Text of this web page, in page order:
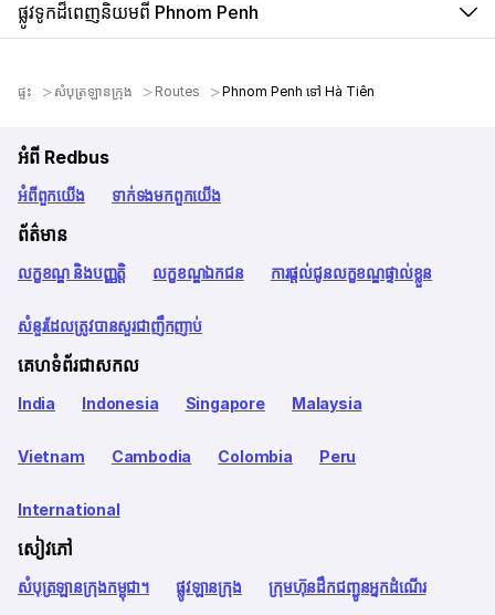
ផ្លូវទូកដ៏ពេញនិយមពី Phnom Penh
ផ្ទះ សំបុត្រឡានក្រុង Routes Phnom Penh ទៅ Hà Tiên
អំពី Redbus
អំពី​ពួក​យើង ទាក់ទង​មក​ពួក​យើង
ព័ត៌មាន
លក្ខខណ្ឌ និងបញ្ញត្តិ លក្ខខណ្ឌឯកជន ការផ្តល់ជូនលក្ខខណ្ឌផ្ទាល់ខ្លួន
សំនួរដែលត្រូវបានសួរជាញឹកញាប់
គេហទំព័រជាសកល
India Indonesia Singapore Malaysia
Vietnam Cambodia Colombia Peru
International
សៀវភៅ
សំបុត្រឡានក្រុងកម្ពុជា។ ផ្លូវឡានក្រុង ក្រុមហ៊ុនដឹកជញ្ជូនអ្នកដំណើរ